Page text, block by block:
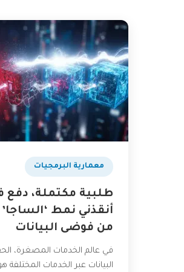
​معمارية البرمجيات
طلبية مكتملة،
من فوضى البيانات
في عالم الخدمات المصغرة،
البيانات عبر الخدمات المختلفة